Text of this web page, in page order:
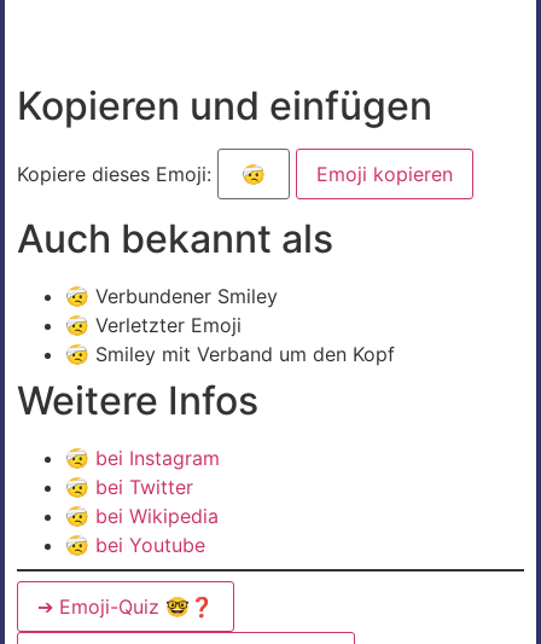
Kopieren und einfügen
Kopiere dieses Emoji: Emoji kopieren
Auch bekannt als
🤕 Verbundener Smiley
🤕 Verletzter Emoji
🤕 Smiley mit Verband um den Kopf
Weitere Infos
🤕 bei Instagram
🤕 bei Twitter
🤕 bei Wikipedia
🤕 bei Youtube
➔ Emoji-Quiz 🤓❓